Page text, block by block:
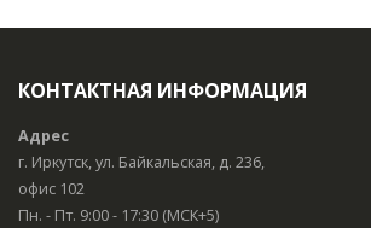
КОНТАКТНАЯ ИНФОРМАЦИЯ
Адрес
г. Иркутск, ул. Байкальская, д. 236,
офис 102
Пн. - Пт. 9:00 - 17:30 (МСК+5)